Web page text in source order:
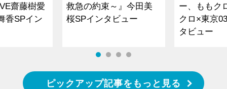
齋藤樹愛
香SPイン
救急の約束～』今田美
桜SPインタビュー
ー、ももク
クロ×東京
タビュー
ピックアップ記事をもっと見る